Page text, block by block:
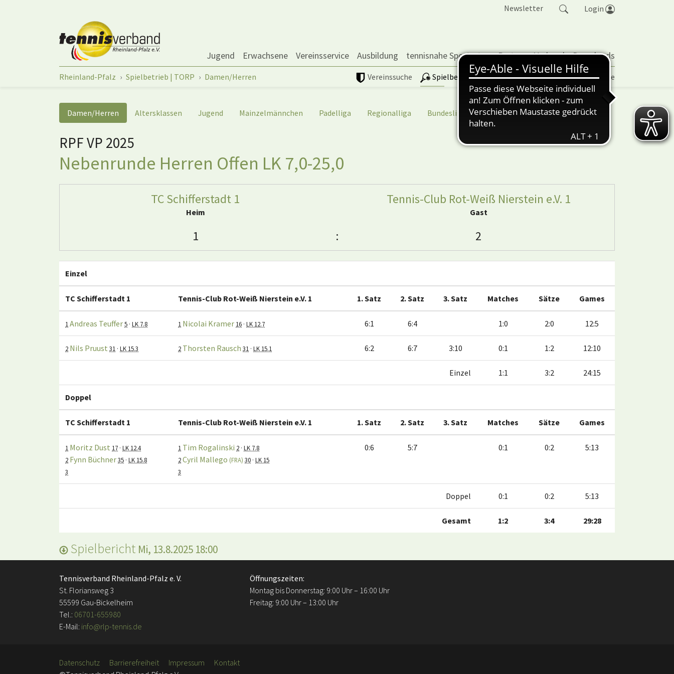
Newsletter Login
Jugend Erwachsene Vereinsservice Ausbildung tennisnahe Sportarten Partner Verband Downloads
Vereinssuche Spielbetrieb | TORP Vereinspokal Turniere
Sie sind hier:
Rheinland-Pfalz Spielbetrieb | TORP Damen/Herren
Damen/Herren Altersklassen Jugend Mainzelmännchen Padelliga Regionalliga Bundesliga nuScore
RPF VP 2025
Nebenrunde Herren Offen LK 7,0-25,0
TC Schifferstadt 1
Heim
Tennis-Club Rot-Weiß Nierstein e.V. 1
Gast
1 : 2
Einzel
TC Schifferstadt 1 Tennis-Club Rot-Weiß Nierstein e.V. 1 1. Satz 2. Satz 3. Satz Matches Sätze Games
1 Andreas Teuffer5 · LK 7.8 1 Nicolai Kramer 16 · LK 12.7 6:1 6:4 1:0 2:0 12:5
2 Nils Pruust 31 · LK 15.3 2 Thorsten Rausch 31 · LK 15.1 6:2 6:7 3:10 0:1 1:2 12:10
Einzel 1:1 3:2 24:15
Doppel
TC Schifferstadt 1 Tennis-Club Rot-Weiß Nierstein e.V. 1 1. Satz 2. Satz 3. Satz Matches Sätze Games
1 Moritz Dust 17 · LK 12.4
2 Fynn Büchner35 · LK 15.8
3
1 Tim Rogalinski 2 · LK 7.8
2Cyril Mallego (FRA) 30 · LK 15
3
0:6 5:7 0:1 0:2 5:13
Doppel 0:1 0:2 5:13
Gesamt 1:2 3:4 29:28
Spielbericht Mi, 13.8.2025 18:00
Tennisverband Rheinland-Pfalz e. V.
St. Floriansweg 3
55599 Gau-Bickelheim
Tel.: 06701-655980
E-Mail: info@rlp-tennis.de
Öffnungszeiten:
Montag bis Donnerstag: 9:00 Uhr – 16:00 Uhr
Freitag: 9:00 Uhr – 13:00 Uhr
Datenschutz Barrierefreiheit Impressum
Kontakt